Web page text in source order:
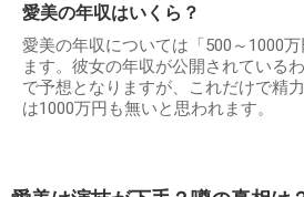
愛美の年収はいくら？
愛美の年収については「500～1000
ます。彼女の年収が公開されている
で予想となりますが、これだけで精
は1000万円も無いと思われます。